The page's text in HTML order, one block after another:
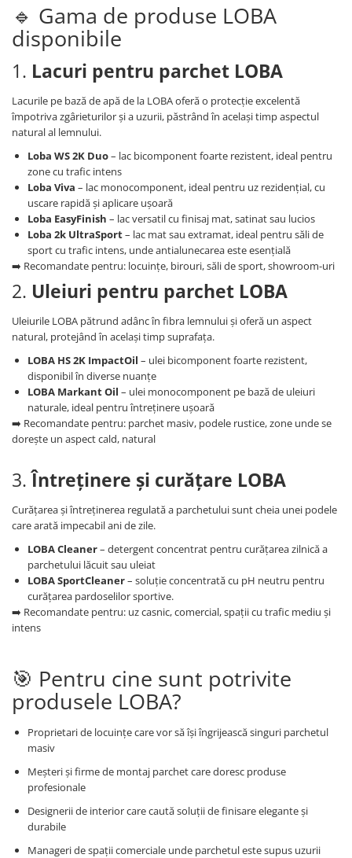
🔹 Gama de produse LOBA
disponibile
1. Lacuri pentru parchet LOBA
Lacurile pe bază de apă de la LOBA oferă o protecție excelentă
împotriva zgârieturilor și a uzurii, păstrând în același timp aspectul
natural al lemnului.
Loba WS 2K Duo– lac bicomponent foarte rezistent, ideal pentru
zone cu trafic intens
Loba Viva – lac monocomponent, ideal pentru uz rezidențial, cu
uscare rapidă și aplicare ușoară
Loba EasyFinish – lac versatil cu finisaj mat, satinat sau lucios
Loba 2k UltraSport– lac mat sau extramat, ideal pentru săli de
sport cu trafic intens, unde antialunecarea este esențială
➡️ Recomandate pentru: locuințe, birouri, săli de sport, showroom-uri
2. Uleiuri pentru parchet LOBA
Uleiurile LOBA pătrund adânc în fibra lemnului și oferă un aspect
natural, protejând în același timp suprafața.
LOBA HS 2K ImpactOil – ulei bicomponent foarte rezistent,
disponibil în diverse nuanțe
LOBA Markant Oil – ulei monocomponent pe bază de uleiuri
naturale, ideal pentru întreținere ușoară
➡️ Recomandate pentru: parchet masiv, podele rustice, zone unde se
dorește un aspect cald, natural
3.Întreținere și curățare LOBA
Curățarea și întreținerea regulată a parchetului sunt cheia unei podele
care arată impecabil ani de zile.
LOBA Cleaner– detergent concentrat pentru curățarea zilnică a
parchetului lăcuit sau uleiat
LOBA SportCleaner– soluție concentrată cu pH neutru pentru
curățarea pardoselilor sportive.
➡️ Recomandate pentru: uz casnic, comercial, spații cu trafic mediu și
intens
🎯 Pentru cine sunt potrivite
produsele LOBA?
Proprietari de locuințe care vor să își îngrijească singuri parchetul
masiv
Meșteri și firme de montaj parchet care doresc produse
profesionale
Designerii de interior care caută soluții de finisare elegante și
durabile
Manageri de spații comerciale unde parchetul este supus uzurii